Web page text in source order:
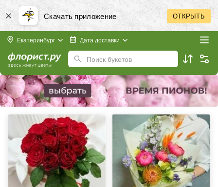
Скачать приложение ОТКРЫТЬ
Екатеринбург Дата доставки
Поиск букетов